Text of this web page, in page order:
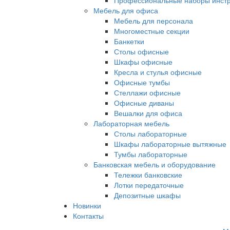
Мебель для офиса
Мебель для персонала
Многоместные секции
Банкетки
Столы офисные
Шкафы офисные
Кресла и стулья офисные
Офисные тумбы
Стеллажи офисные
Офисные диваны
Вешалки для офиса
Лабораторная мебель
Столы лабораторные
Шкафы лабораторные вытяжные
Тумбы лабораторные
Банковская мебель и оборудование
Тележки банковские
Лотки передаточные
Депозитные шкафы
Новинки
Контакты